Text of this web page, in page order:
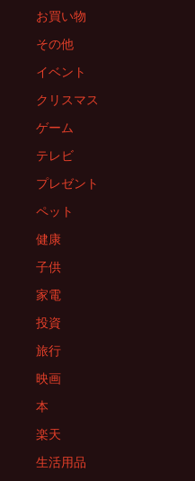
シ
ョ
ン
お買い物
その他
イベント
クリスマス
ゲーム
テレビ
プレゼント
ペット
健康
子供
家電
投資
旅行
映画
本
楽天
生活用品